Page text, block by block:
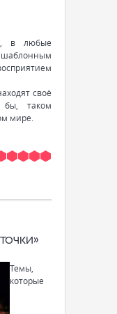
в любые
своё
таком
мире.
Темы,
которые